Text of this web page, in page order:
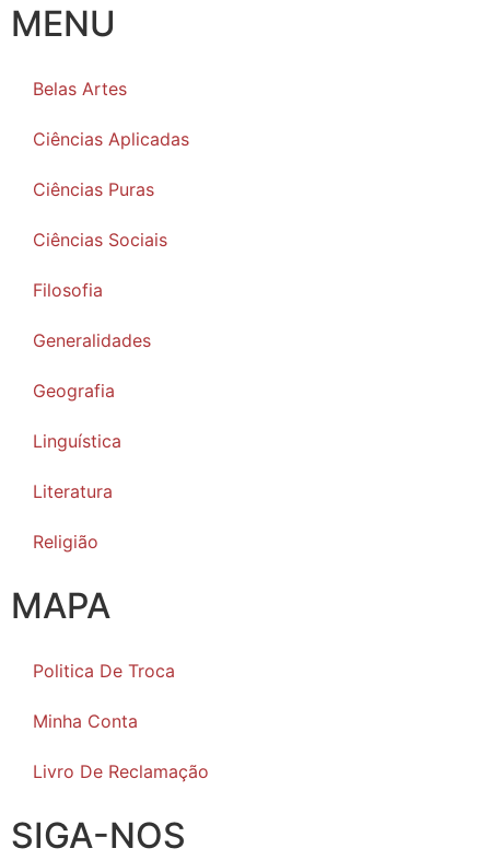
MENU
Belas Artes
Ciências Aplicadas
Ciências Puras
Ciências Sociais
Filosofia
Generalidades
Geografia
Linguística
Literatura
Religião
MAPA
Politica De Troca
Minha Conta
Livro De Reclamação
SIGA-NOS